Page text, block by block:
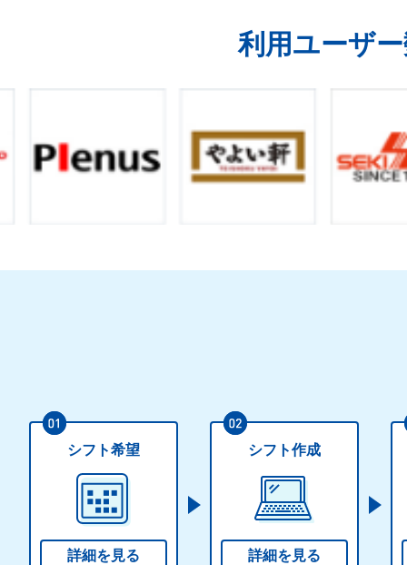
利用ユーザ
シフト希望
詳細を見る
シフト作成
詳細を見る